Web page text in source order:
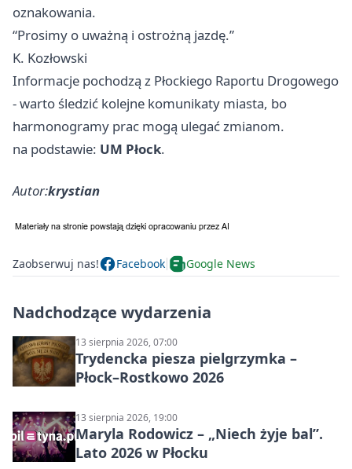
oznakowania.
“Prosimy o uważną i ostrożną jazdę.”
K. Kozłowski
Informacje pochodzą z Płockiego Raportu Drogowego
- warto śledzić kolejne komunikaty miasta, bo
harmonogramy prac mogą ulegać zmianom.
na podstawie: UM Płock.
Autor:krystian
Zaobserwuj nas! Facebook Google News
Nadchodzące wydarzenia
13 sierpnia 2026, 07:00
Trydencka piesza pielgrzymka –
Płock–Rostkowo 2026
13 sierpnia 2026, 19:00
Maryla Rodowicz – „Niech żyje bal”.
Lato 2026 w Płocku